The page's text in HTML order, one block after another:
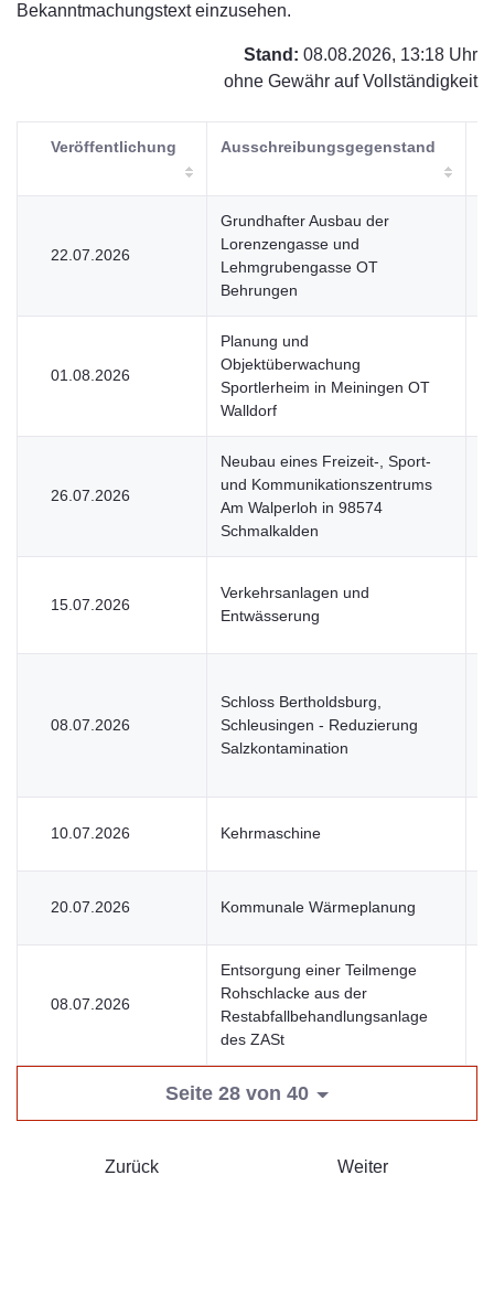
Bekanntmachungstext einzusehen.
Stand: 08.08.2026, 13:18 Uhr
ohne Gewähr auf Vollständigkeit
Veröffentlichung Ausschreibungsgegenstand
22.07.2026
Grundhafter Ausbau der
Lorenzengasse und
Lehmgrubengasse OT
Behrungen
01.08.2026
Planung und
Objektüberwachung
Sportlerheim in Meiningen OT
Walldorf
26.07.2026
Neubau eines Freizeit-, Sport-
und Kommunikationszentrums
Am Walperloh in 98574
Schmalkalden
15.07.2026
Verkehrsanlagen und
Entwässerung
08.07.2026
Schloss Bertholdsburg,
Schleusingen - Reduzierung
Salzkontamination
10.07.2026 Kehrmaschine
20.07.2026 Kommunale Wärmeplanung
08.07.2026
Entsorgung einer Teilmenge
Rohschlacke aus der
Restabfallbehandlungsanlage
des ZASt
Seite 28 von 40
Zurück Weiter